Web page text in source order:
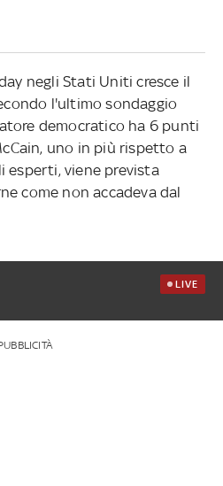
negli Stati Uniti cresce il
l'ultimo sondaggio
democratico ha 6 punti
uno in più rispetto a
esperti, viene prevista
come non accadeva dal
LIVE